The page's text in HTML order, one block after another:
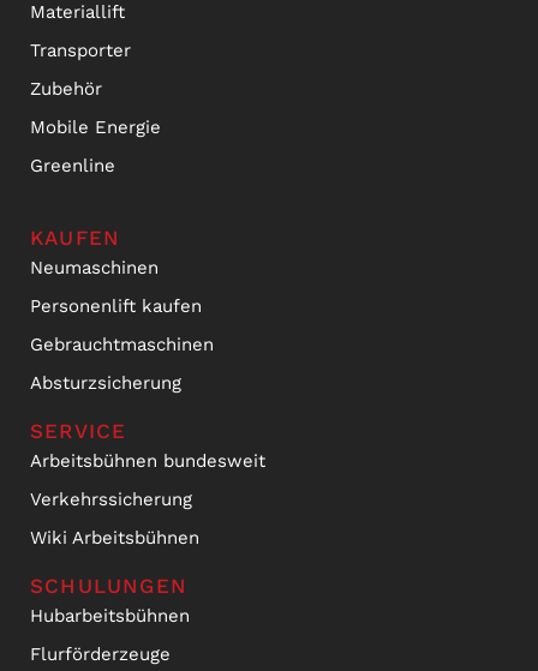
Materiallift
Transporter
Zubehör
Mobile Energie
Greenline
KAUFEN
Neumaschinen
Personenlift kaufen
Gebrauchtmaschinen
Absturzsicherung
SERVICE
Arbeitsbühnen bundesweit
Verkehrssicherung
Wiki Arbeitsbühnen
SCHULUNGEN
Hubarbeitsbühnen
Flurförderzeuge